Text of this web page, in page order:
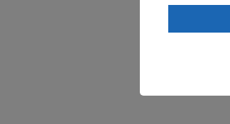
Wenn du auf
ein, dass
einem nach
Risiko eines